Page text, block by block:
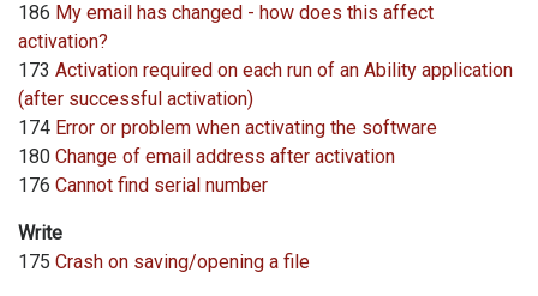
186 My email has changed - how does this affect
activation?
173 Activation required on each run of an Ability application
(after successful activation)
174 Error or problem when activating the software
180 Change of email address after activation
176 Cannot find serial number
Write
175 Crash on saving/opening a file